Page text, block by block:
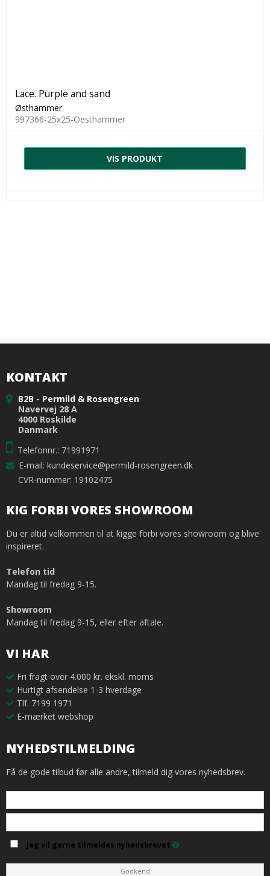
Lace. Purple and sand
Østhammer
997366-25x25-Oesthammer
VIS PRODUKT
KONTAKT
B2B - Permild & Rosengreen
Navervej 28 A
4000 Roskilde
Danmark
Telefonnr.: 71991971
E-mail: kundeservice@permild-rosengreen.dk
CVR-nummer: 19102475
KIG FORBI VORES SHOWROOM
Du er altid velkommen til at kigge forbi vores showroom og blive
inspireret.
Telefon tid
Mandag til fredag 9-15.
Showroom
Mandag til fredag 9-15, eller efter aftale.
VI HAR
Fri fragt over 4.000 kr. ekskl. moms
Hurtigt afsendelse 1-3 hverdage
Tlf. 7199 1971
E-mærket webshop
NYHEDSTILMELDING
Få de gode tilbud før alle andre, tilmeld dig vores nyhedsbrev.
Jeg vil gerne tilmeldes nyhedsbrevet
Godkend